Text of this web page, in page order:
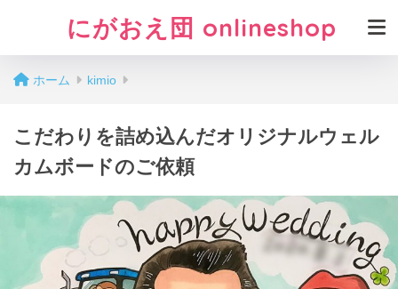
にがおえ団 onlineshop
ホーム kimio
こだわりを詰め込んだオリジナルウェル
カムボードのご依頼